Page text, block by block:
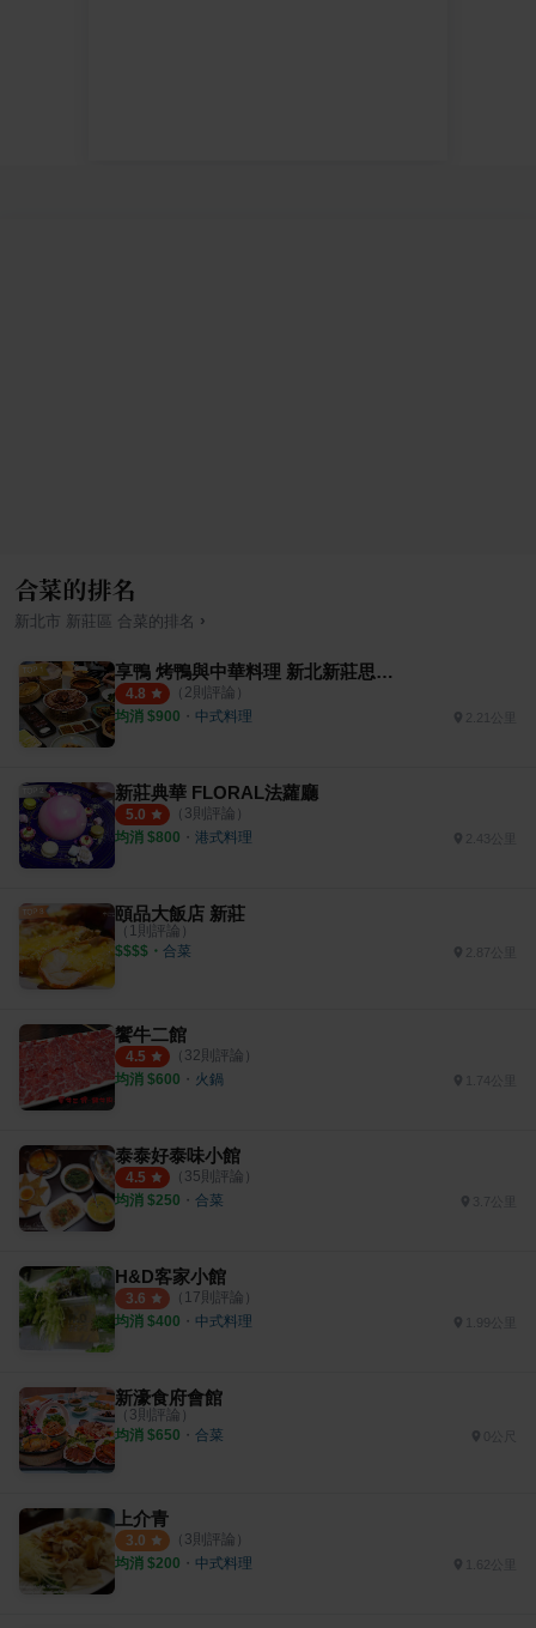
合菜的排名
新北市 新莊區 合菜 的排名 ›
享鴨 烤鴨與中華料理 新北新莊思源i-Tower店
4.8 （ 2則評論）
均消 $900 ・ 中式料理
新莊典華 FLORAL法蘿廳
5.0 （ 3則評論）
均消 $800 ・ 港式料理 2.43公里
頤品大飯店 新莊
（ 1則評論）
$$$$ ・ 合菜
饗牛二館
4.5 （ 32則評論）
均消 $600 ・ 火鍋 1.74公里
泰泰好泰味小館
4.5 （ 35則評論）
均消 $250 ・ 合菜
H&D客家小館
3.6 （ 17則評論）
均消 $400 ・ 中式料理
新濠食府會館
（ 3則評論）
均消 $650 ・ 合菜
上介青
3.0 （ 3則評論）
均消 $200 ・ 中式料理